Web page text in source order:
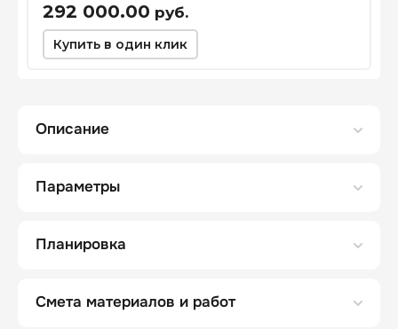
292 000.00 руб.
Купить в один клик
Описание
Параметры
Планировка
Смета материалов и работ